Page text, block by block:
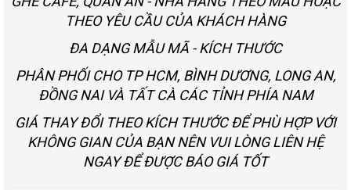
THEO YÊU CẦU CỦA KHÁCH HÀNG
ĐA DẠNG MẪU MÃ - KÍCH THƯỚC
PHÂN PHỐI CHO TP HCM, BÌNH DƯƠNG, LONG AN,
ĐỒNG NAI VÀ TẤT CÀ CÁC TỈNH PHÍA NAM
GIÁ THAY ĐỔI THEO KÍCH THƯỚC ĐỂ PHÙ HỢP VỚI
KHÔNG GIAN CỦA BẠN NÊN VUI LÒNG LIÊN HỆ
NGAY ĐỂ ĐƯỢC BÁO GIÁ TỐT